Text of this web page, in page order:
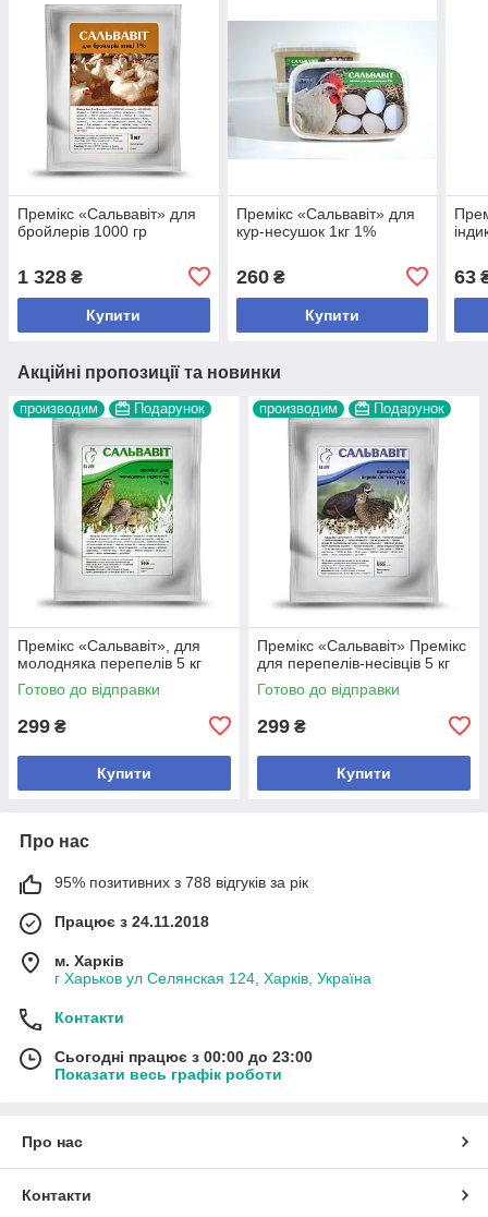
Премікс «Сальвавіт» для
бройлерів 1000 гр
1 328 ₴
Купити
Премікс «Сальвавіт» для
кур-несушок 1кг 1%
260₴
Купити
63
Акційні пропозиції та новинки
производим Подарунок
Премікс «Сальвавіт», для
молодняка перепелів 5 кг
Готово до відправки
299 ₴
Купити
производим Подарунок
Премікс «Сальвавіт» Премікс
для перепелів-несівців 5 кг
Готово до відправки
299 ₴
Купити
Про нас
95% позитивних з 788 відгуків за рік
Працює з 24.11.2018
м. Харків
г Харьков ул Селянская 124, Харків, Україна
Контакти
Сьогодні працює з 00:00 до 23:00
Показати весь графік роботи
Про нас
Контакти